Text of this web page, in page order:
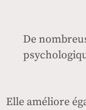
De
Elle améliore